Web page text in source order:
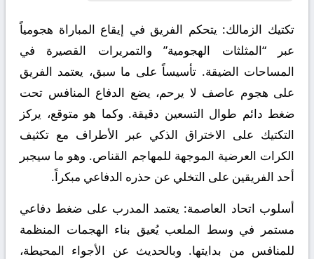
تكتيك الزمالك: يتحكم الفريق في إيقاع المباراة هجومياً
عبر “المثلثات الهجومية” والتمريرات القصيرة في
المساحات الضيقة. تأسيساً على ما سبق، يعتمد الفريق
على هجوم عاصف لا يرحم، يضع الدفاع المنافس تحت
ضغط دائم طوال التسعين دقيقة. وكما هو متوقع، يركز
التكتيك على الاختراق الذكي عبر الأطراف مع تكثيف
الكرات العرضية الموجهة للمهاجم القناص. وهو ما سيجبر
أحد الفريقين على التخلي عن حذره الدفاعي مبكراً.
أسلوب اتحاد العاصمة: يعتمد المدرب على ضغط دفاعي
مستمر في وسط الملعب يُعيق بناء الهجمات المنظمة
للمنافس من بدايتها. وبالحديث عن الأجواء المحيطة،